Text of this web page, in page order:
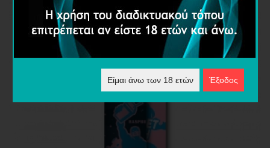
Είμαι άνω των 18 ετών Έξοδος